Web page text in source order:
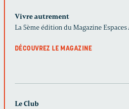
Vivre autrement
La 5ème édition du Magazine
DÉCOUVREZ LE MAGAZINE
Le Club